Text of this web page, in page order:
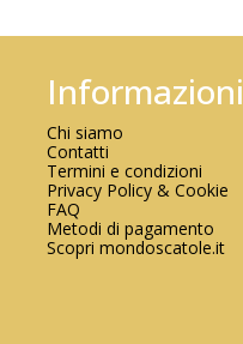
Informazioni
Chi siamo
Contatti
Termini e condizioni
Privacy Policy & Cookie
FAQ
Metodi di pagamento
Scopri mondoscatole.it